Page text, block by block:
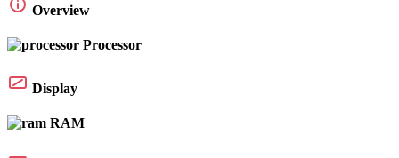
Overview
Processor
Display
RAM